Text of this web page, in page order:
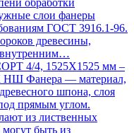
обработки
слои фанеры
ГОСТ 3916.1-96.
древесины,
4/4, 1525Х1525 мм –
НШ Фанера — материал,
шпона, слоя
прямым углом.
из лиственных
быть из